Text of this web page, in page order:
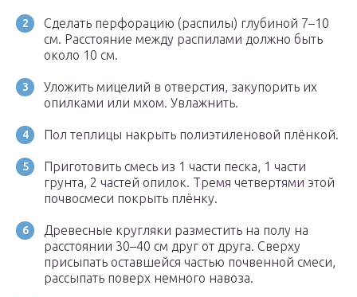
Сделать перфорацию (распилы) глубиной 7–10
см. Расстояние между распилами должно быть
около 10 см.
Уложить мицелий в отверстия, закупорить их
опилками или мхом. Увлажнить.
Пол теплицы накрыть полиэтиленовой плёнкой.
Приготовить смесь из 1 части песка, 1 части
грунта, 2 частей опилок. Тремя четвертями этой
почвосмеси покрыть плёнку.
Древесные кругляки разместить на полу на
расстоянии 30–40 см друг от друга. Сверху
присыпать оставшейся частью почвенной смеси,
рассыпать поверх немного навоза.